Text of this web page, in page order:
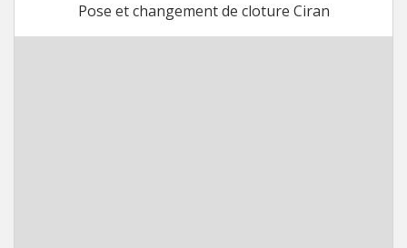
Pose et changement de cloture Ciran